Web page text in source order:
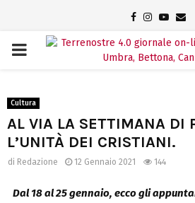
Facebook
Instagram
PRIMARY
Cultura
AL VIA LA SETTIMANA DI
L’UNITÀ DEI CRISTIANI.
di Redazione 12 Gennaio 2021 144
Dal 18 al 25 gennaio, ecco gli